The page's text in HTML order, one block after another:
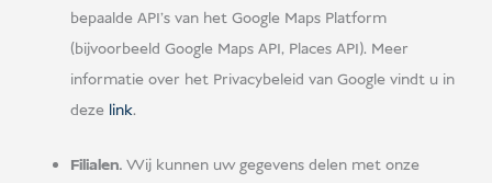
bepaalde API's van het Google Maps Platform
(bijvoorbeeld Google Maps API, Places API). Meer
informatie over het Privacybeleid van Google vindt u in
deze link.
Filialen. Wij kunnen uw gegevens delen met onze